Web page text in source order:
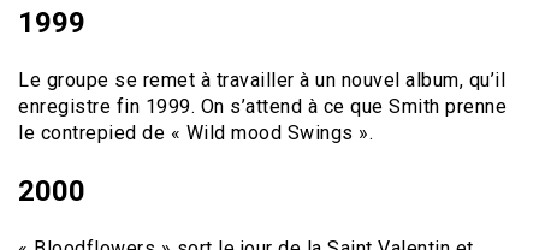
1999
Le groupe se remet à travailler à un nouvel album, qu’il
enregistre fin 1999. On s’attend à ce que Smith prenne
le contrepied de « Wild mood Swings ».
2000